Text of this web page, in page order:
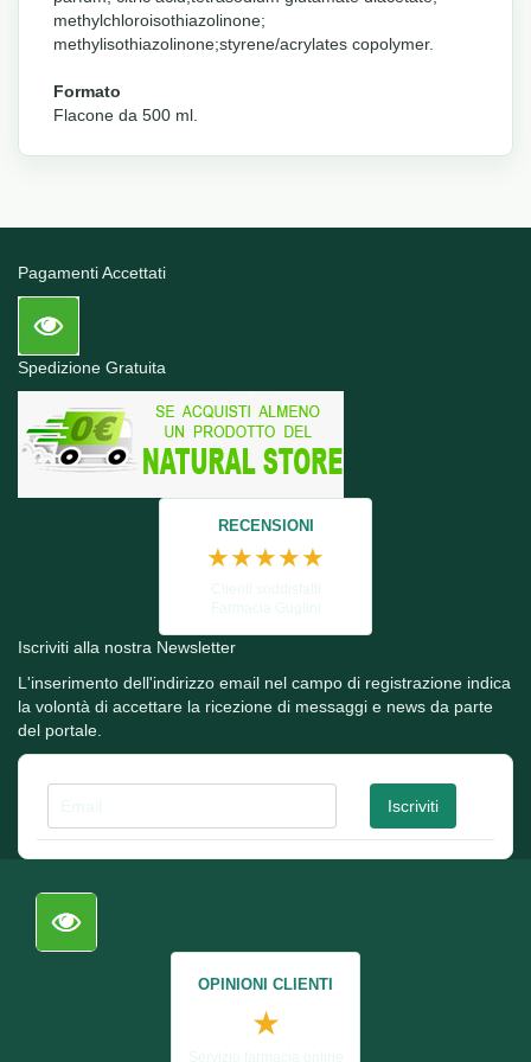
methylchloroisothiazolinone;
methylisothiazolinone;styrene/acrylates copolymer.
Formato
Flacone da 500 ml.
Pagamenti Accettati
Spedizione Gratuita
RECENSIONI
★★★★★
Iscriviti alla nostra Newsletter
L'inserimento dell'indirizzo email nel campo di registrazione indica
la volontà di accettare la ricezione di messaggi e news da parte
del portale.
OPINIONI CLIENTI
★